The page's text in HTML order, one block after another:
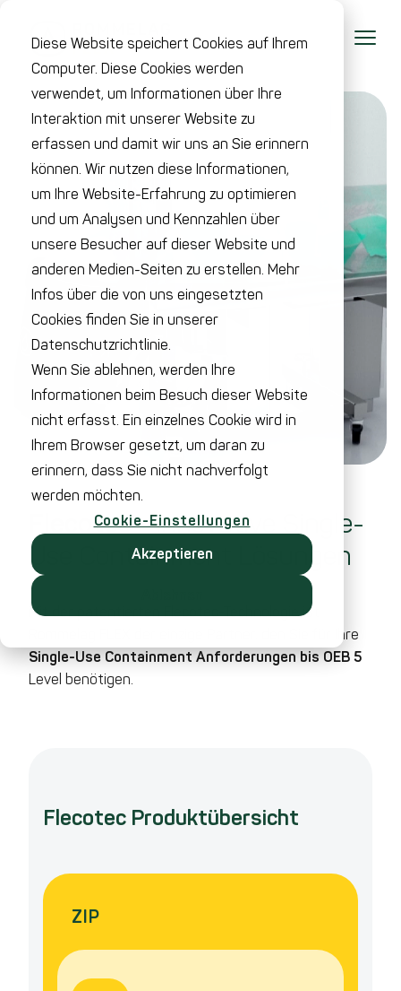
Diese Website speichert Cookies auf Ihrem
Computer. Diese Cookies werden
verwendet, um Informationen über Ihre
Interaktion mit unserer Website zu
erfassen und damit wir uns an Sie erinnern
können. Wir nutzen diese Informationen,
um Ihre Website-Erfahrung zu optimieren
und um Analysen und Kennzahlen über
unsere Besucher auf dieser Website und
anderen Medien-Seiten zu erstellen. Mehr
Infos über die von uns eingesetzten
Cookies finden Sie in unserer
Datenschutzrichtlinie.
Wenn Sie ablehnen, werden Ihre
Informationen beim Besuch dieser Website
nicht erfasst. Ein einzelnes Cookie wird in
Ihrem Browser gesetzt, um daran zu
erinnern, dass Sie nicht nachverfolgt
werden möchten.
Cookie-Einstellungen
Akzeptieren
Flecotec- Innovative Single-
Use Containment Lösungen
Mit der patentierten Flecotec-Technologie ist
Rommelag FLEX der einzige Partner, den Sie für Ihre
Single-Use Containment Anforderungen bis OEB 5
Level benötigen.
Flecotec Produktübersicht
ZIP